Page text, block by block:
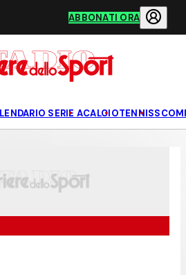
ABBONATI ORA
SERIE ACALCIOTENNIS